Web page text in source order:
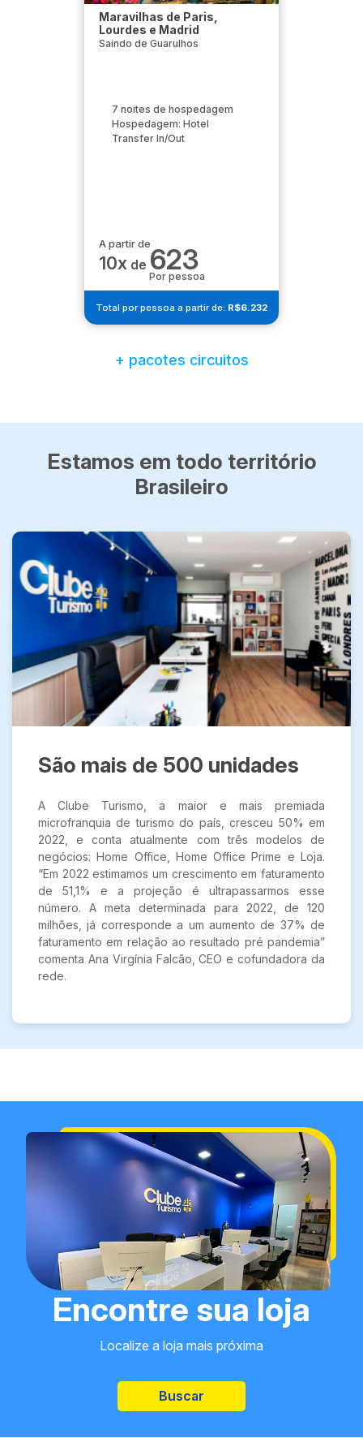
Maravilhas de Paris,
Lourdes e Madrid
Saindo de Guarulhos
7 noites de hospedagem
Hospedagem: Hotel
Transfer In/Out
A partir de
10x de 623
Por pessoa
Total por pessoa a partir de: R$6.232
+ pacotes circuitos
Estamos em todo território
Brasileiro
São mais de 500 unidades
A Clube Turismo, a maior e mais premiada
microfranquia de turismo do país, cresceu 50% em
2022, e conta atualmente com três modelos de
negócios: Home Office, Home Office Prime e Loja.
“Em 2022 estimamos um crescimento em faturamento
de 51,1% e a projeção é ultrapassarmos esse
número. A meta determinada para 2022, de 120
milhões, já corresponde a um aumento de 37% de
faturamento em relação ao resultado pré pandemia”
comenta Ana Virgínia Falcão, CEO e cofundadora da
rede.
Encontre sua loja
Localize a loja mais próxima
Buscar